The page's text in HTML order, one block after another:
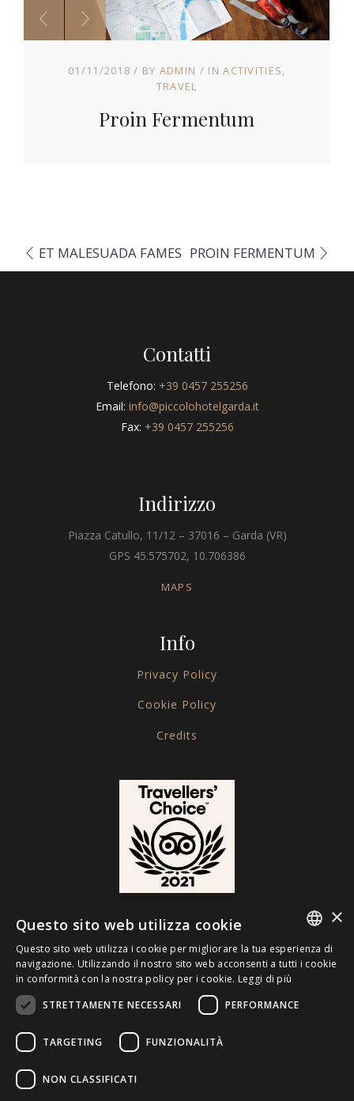
01/11/2018 BY ADMIN INACTIVITIES
TRAVEL
Proin Fermentum
ET MALESUADA FAMES PROIN FERMENTUM
Contatti
Telefono: +39 0457 255256
Email: info@piccolohotelgarda.it
Fax: +39 0457 255256
Indirizzo
Piazza Catullo, 11/12 – 37016 – Garda (VR)
GPS 45.575702, 10.706386
MAPS
Info
Privacy Policy
Cookie Policy
Credits
ITALIAN
×
Questo sito web utilizza cookie
Questo sito web utilizza i cookie per migliorare la tua esperienza di
navigazione. Utilizzando il nostro sito web acconsenti a tutti i cookie
in conformità con la nostra policy per i cookie. Leggi di più
STRETTAMENTE NECESSARI
PERFORMANCE
TARGETING FUNZIONALITÀ
NON CLASSIFICATI